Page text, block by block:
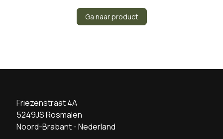
Ga naar product
Friezenstraat 4A
5249JS Rosmalen
Noord-Brabant - Nederland